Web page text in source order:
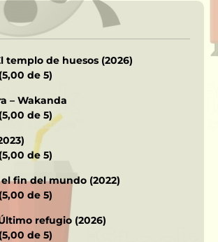
templo de huesos (2026)
(5,00 de 5)
– Wakanda
(5,00 de 5)
(5,00 de 5)
el fin del mundo (2022)
de 5)
refugio (2026)
(5,00 de 5)